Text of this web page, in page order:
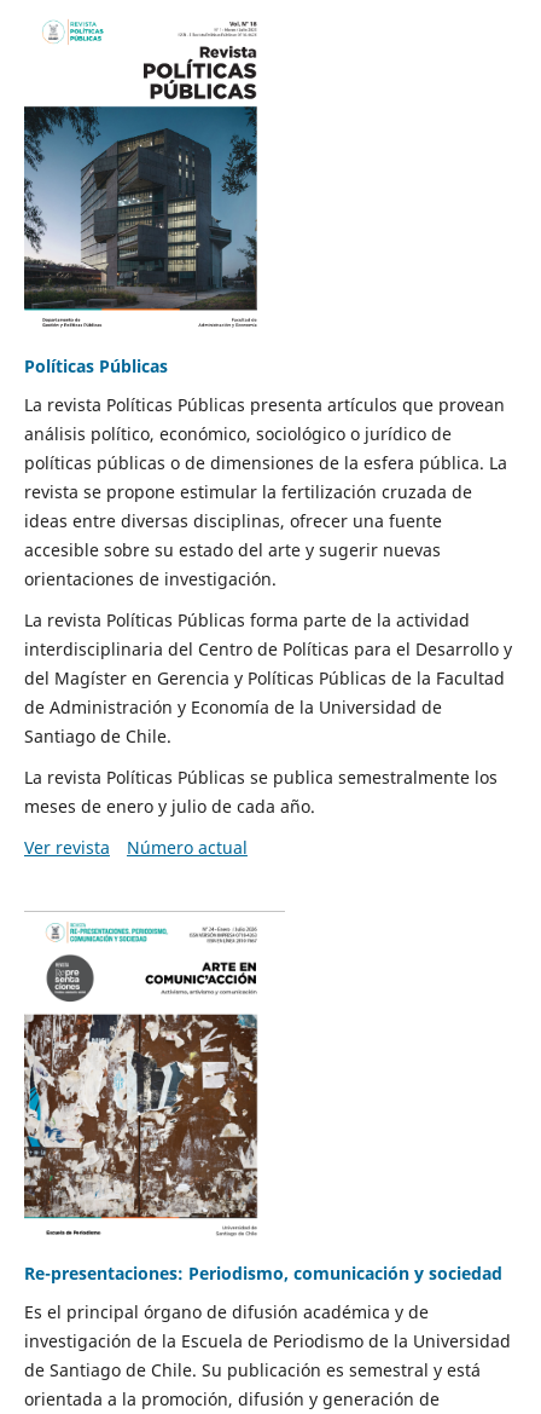
Políticas Públicas
La revista Políticas Públicas presenta artículos que provean
análisis político, económico, sociológico o jurídico de
políticas públicas o de dimensiones de la esfera pública. La
revista se propone estimular la fertilización cruzada de
ideas entre diversas disciplinas, ofrecer una fuente
accesible sobre su estado del arte y sugerir nuevas
orientaciones de investigación.
La revista Políticas Públicas forma parte de la actividad
interdisciplinaria del Centro de Políticas para el Desarrollo y
del Magíster en Gerencia y Políticas Públicas de la Facultad
de Administración y Economía de la Universidad de
Santiago de Chile.
La revista Políticas Públicas se publica semestralmente los
meses de enero y julio de cada año.
Ver revista
Número actual
Re-presentaciones: Periodismo, comunicación y sociedad
Es el principal órgano de difusión académica y de
investigación de la Escuela de Periodismo de la Universidad
de Santiago de Chile. Su publicación es semestral y está
orientada a la promoción, difusión y generación de